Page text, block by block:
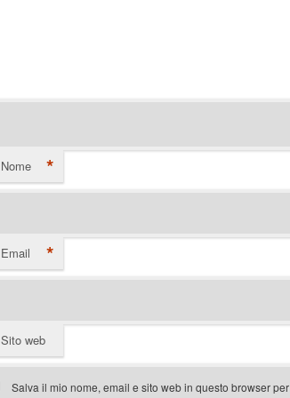
Nome *
Email *
Sito web
Salva il mio nome, email e sito web in questo browser